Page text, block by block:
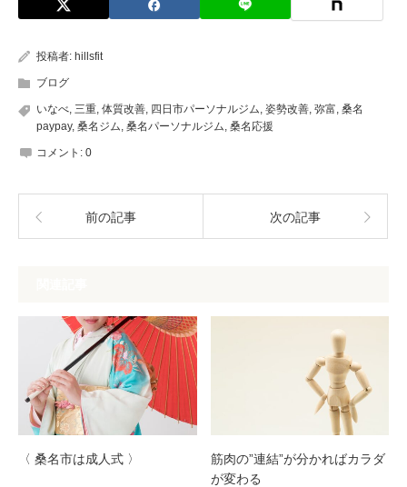
投稿者: hillsfit
ブログ
いなべ 三重 体質改善 四日市パーソナルジム 姿勢改善 弥富 桑名
paypay, 桑名ジム 桑名パーソナルジム 桑名応援
コメント: 0
前の記事 次の記事
〈 桑名市は成人式 〉
筋肉の”連結”が分かればカラダ
が変わる